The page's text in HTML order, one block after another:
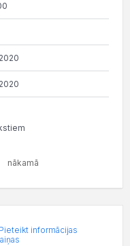
nākamā
Pieteikt informācijas